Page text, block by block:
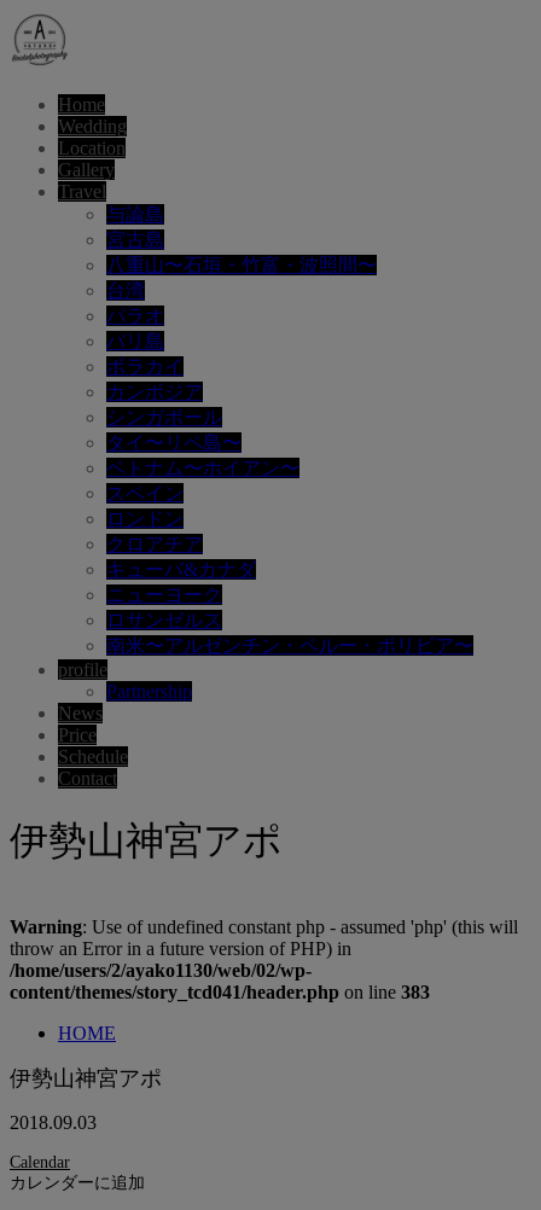
Home
Wedding
Location
Gallery
Travel
与論島
宮古島
八重山〜石垣・竹富・波照間〜
台湾
パラオ
バリ島
ボラカイ
カンボジア
シンガポール
タイ〜リペ島〜
ベトナム〜ホイアン〜
スペイン
ロンドン
クロアチア
キューバ&カナダ
ニューヨーク
ロサンゼルス
南米〜アルゼンチン・ペルー・ボリビア〜
profile
Partnership
News
Price
Schedule
Contact
伊勢山神宮アポ
Warning: Use of undefined constant php - assumed 'php' (this will
throw an Error in a future version of PHP) in
/home/users/2/ayako1130/web/02/wp-
content/themes/story_tcd041/header.php on line 383
HOME
伊勢山神宮アポ
2018.09.03
Calendar
カレンダーに追加